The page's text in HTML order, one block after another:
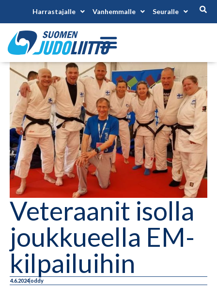
Harrastajalle Vanhemmalle Seuralle
Veteraanit isolla
joukkueella EM-
kilpailuihin
4.6.2024oddy